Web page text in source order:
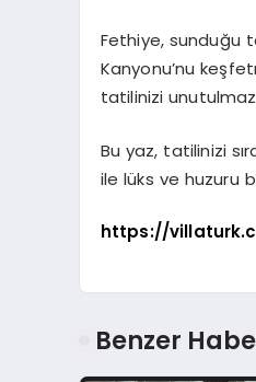
Fethiye, sunduğu
Kanyonu’nu
tatilinizi unutulmaz
Bu yaz, tatilinizi
ile lüks ve huzuru
https://
Benzer